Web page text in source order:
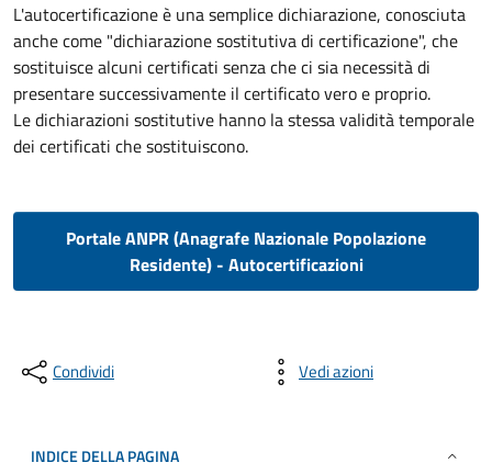
L'autocertificazione è una semplice dichiarazione, conosciuta
anche come "dichiarazione sostitutiva di certificazione", che
sostituisce alcuni certificati senza che ci sia necessità di
presentare successivamente il certificato vero e proprio.
Le dichiarazioni sostitutive hanno la stessa validità temporale
dei certificati che sostituiscono.
Portale ANPR (Anagrafe Nazionale Popolazione
Residente) - Autocertificazioni
Condividi Vedi azioni
INDICE DELLA PAGINA